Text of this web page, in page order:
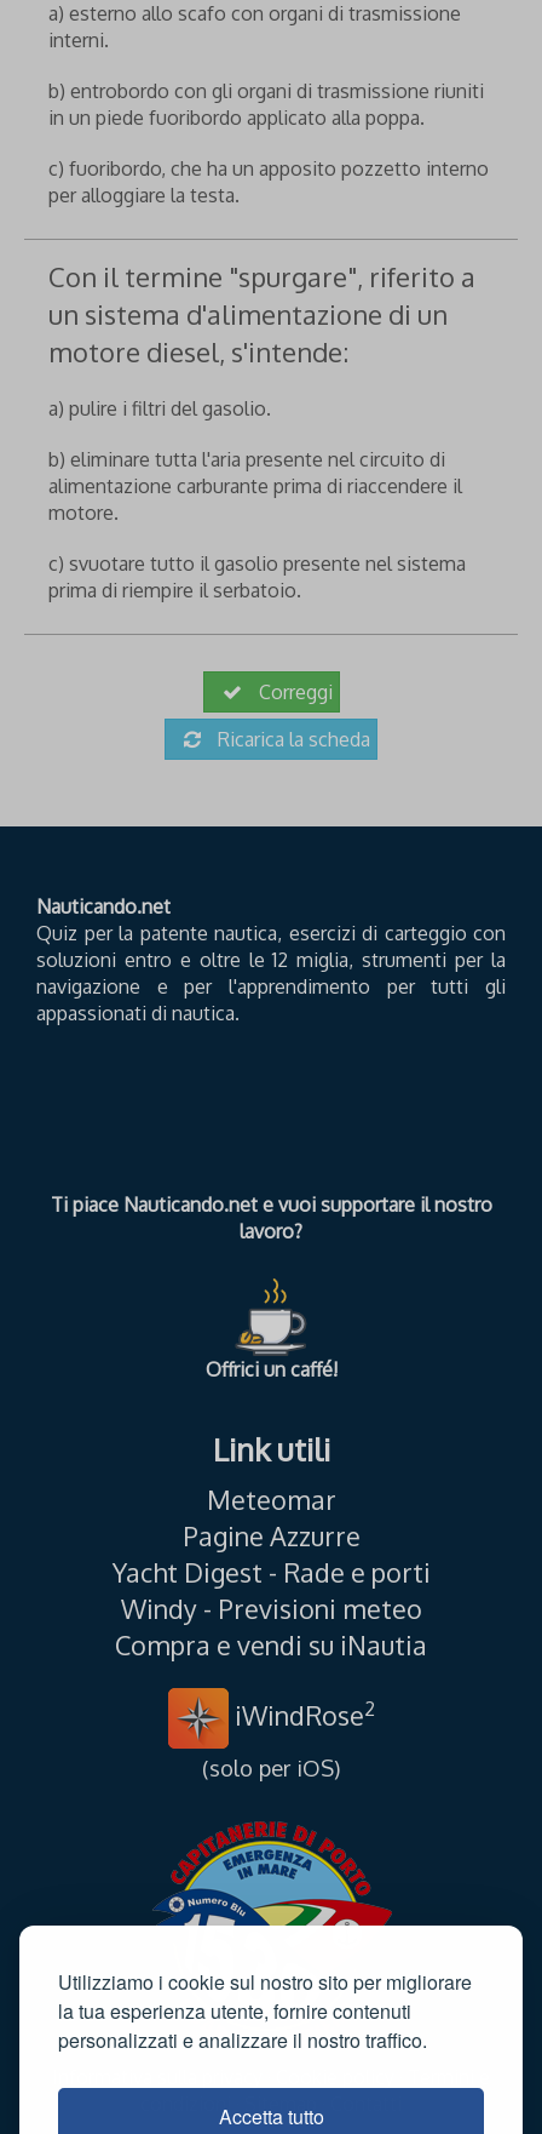
Utilizziamo i cookie sul nostro sito per migliorare
la tua esperienza utente, fornire contenuti
personalizzati e analizzare il nostro traffico.
Accetta tutto
a) esterno allo scafo con organi di trasmissione
interni.
b) entrobordo con gli organi di trasmissione riuniti
in un piede fuoribordo applicato alla poppa.
c) fuoribordo, che ha un apposito pozzetto interno
per alloggiare la testa.
Con il termine "spurgare", riferito a
un sistema d'alimentazione di un
motore diesel, s'intende:
a) pulire i filtri del gasolio.
b) eliminare tutta l'aria presente nel circuito di
alimentazione carburante prima di riaccendere il
motore.
c) svuotare tutto il gasolio presente nel sistema
prima di riempire il serbatoio.
Correggi
Ricarica la scheda
Nauticando.net
Quiz per la patente nautica, esercizi di carteggio con
soluzioni entro e oltre le 12 miglia, strumenti per la
navigazione e per l'apprendimento per tutti gli
appassionati di nautica.
Ti piace Nauticando.net e vuoi supportare il nostro
lavoro?
Offrici un caffé!
Link utili
Meteomar
Pagine Azzurre
Yacht Digest - Rade e porti
Windy - Previsioni meteo
Compra e vendi su iNautia
iWindRose2
(solo per iOS)